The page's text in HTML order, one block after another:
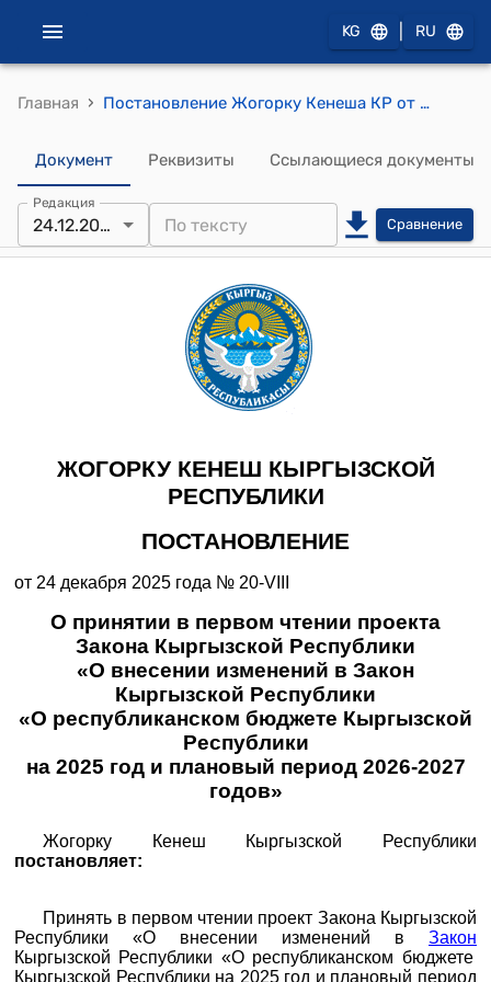
KG RU
Главная › Постановление Жогорку Кенеша КР от 24 декабря 2025 года № 20-VIII "О принятии в первом чтении проекта Закона Кыргызской Республики "О внесении изменений в Закон Кыргызской Республики "О республиканском бюджете Кыргызской Республики на 2025 год и плановый период 2026-2027 годов"
Документ Реквизиты Ссылающиеся документы
Редакция
24.12.2025 Сравнение